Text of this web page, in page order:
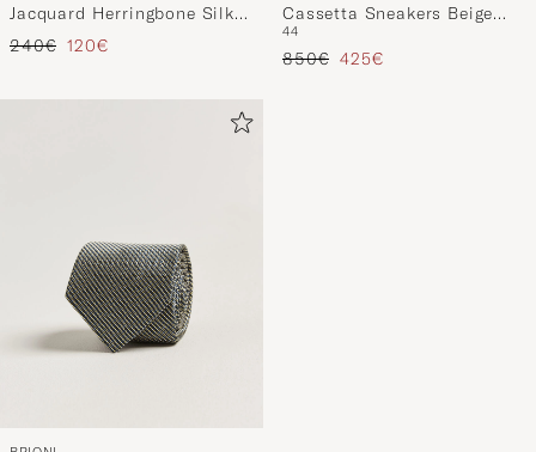
Jacquard Herringbone Silk
Tie Rosa
Regulärer Preis
240€ Reduzierter Preis
120€
Cassetta Sneakers Beige
Suede
44
Regulärer Preis
850€ Reduzierter Preis
425€